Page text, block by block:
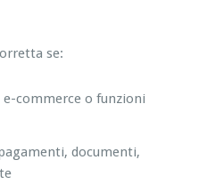
se:
e-commerce o funzioni
documenti,